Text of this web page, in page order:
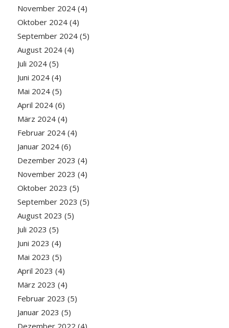
November 2024(4)
Oktober 2024(4)
September 2024(5)
August 2024(4)
Juli 2024(5)
Juni 2024(4)
Mai 2024(5)
April 2024(6)
März 2024(4)
Februar 2024(4)
Januar 2024(6)
Dezember 2023 (4)
November 2023 (4)
Oktober 2023 (5)
September 2023 (5)
August 2023 (5)
Juli 2023 (5)
Juni 2023 (4)
Mai 2023 (5)
April 2023 (4)
März 2023 (4)
Februar 2023 (5)
Januar 2023 (5)
Dezember 2022 (4)